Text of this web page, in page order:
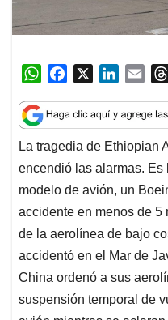
W
a
t
s
A
p
p
c
e
b
o
o
k
n
k
e
d
I
n
a
i
l
La tragedia de Ethiopian
encendió las alarmas.
modelo de avión, un
accidente en menos de 5
de la aerolínea de bajo
accidentó en el Mar de
China ordenó a sus
suspensión temporal de